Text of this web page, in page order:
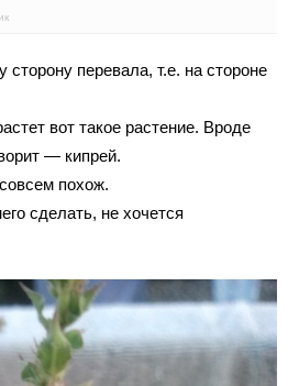
сторону перевала, т.е. на стороне
вот такое растение. Вроде
— кипрей.
похож.
сделать, не хочется